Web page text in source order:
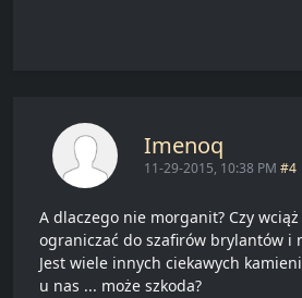
Imenoq
11-29-2015, 10:38 PM #4
A dlaczego nie morganit? Czy
ograniczać do szafirów brylantów i
Jest wiele innych ciekawych
u nas ... może szkoda?